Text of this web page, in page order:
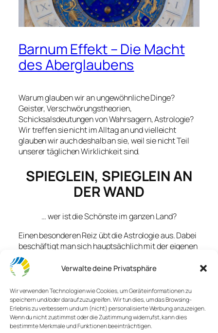
Verwalte deine Privatsphäre
Wir verwenden Technologien wie Cookies, um Geräteinformationen zu
speichern und/oder darauf zuzugreifen. Wir tun dies, um das Browsing-
Erlebnis zu verbessern und um (nicht) personalisierte Werbung anzuzeigen.
Wenn du nicht zustimmst oder die Zustimmung widerrufst, kann dies
bestimmte Merkmale und Funktionen beeinträchtigen.
Barnum Effekt – Die Macht
des Aberglaubens
Warum glauben wir an ungewöhnliche Dinge?
Geister, Verschwörungstheorien,
Schicksalsdeutungen von Wahrsagern, Astrologie?
Wir treffen sie nicht im Alltag an und vielleicht
glauben wir auch deshalb an sie, weil sie nicht Teil
unserer täglichen Wirklichkeit sind.
SPIEGLEIN, SPIEGLEIN AN
DER WAND
… wer ist die Schönste im ganzen Land?
Einen besonderen Reiz übt die Astrologie aus. Dabei
beschäftigt man sich hauptsächlich mit der eigenen
Person. Die Konstellationen der Sterne und andere
pseudowissenschaftliche Interpretationen des
Sternenhimmels werden dann eher am Rande
erwähnt, als Beilage zum Hauptgericht.
Neugierig und erwartungsvoll lässt man sich die
verträglichen Seiten eigener Persönlichkeit
zurückspiegeln und kann für eine kurze Zeit seine